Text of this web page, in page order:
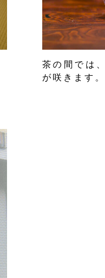
茶の間では
が咲きます。